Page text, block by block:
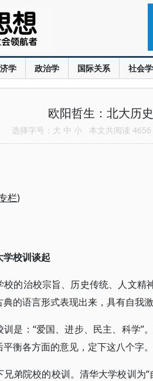
学 政治学 国际关系 社会学
欧阳哲生：北大历
选择字号： 大 中 小 本文共阅读
栏)
学校训谈起
的治校宗旨、历史传统、人文精
的语言形式表现出来，具有自我
训是：“爱国、进步、民主、科学”
衡各方面的意见，定下这八个字
弟院校的校训。清华大学校训为